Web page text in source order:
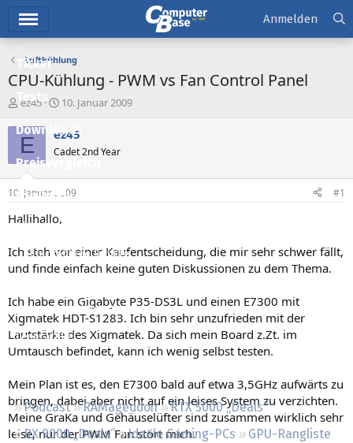
Ticker
Tests
Downloads
Preisvergleich
Forum
Aktuelles
Empfohlene Inhalte
Neueste Aktivitäten
Leserartikel
Podcast RAMageddon
RTX 5000 „Deals“
RX 9000 „Deals“
Ideale Gaming-PCs
GPU-Rangliste
Anmelden
Luftkühlung
CPU-Kühlung - PWM vs Fan Control Panel
E
s
e
e
r
ez45
E
s
e
t
10. Januar 2009
E ez45
Cadet 2nd Year
10. Januar 2009 #1
Hallihallo,
Ich steh vor einer Kaufentscheidung, die mir sehr schwer fällt,
und finde einfach keine guten Diskussionen zu dem Thema.
Ich habe ein Gigabyte P35-DS3L und einen E7300 mit
Xigmatek HDT-S1283. Ich bin sehr unzufrieden mit der
Lautstärke des Xigmatek. Da sich mein Board z.Zt. im
Umtausch befindet, kann ich wenig selbst testen.
Mein Plan ist es, den E7300 bald auf etwa 3,5GHz aufwärts zu
bringen, dabei aber nicht auf ein leises System zu verzichten.
Meine GraKa und Gehäuselüfter sind zusammen wirklich sehr
leise, nur der PWM Fan stört mich.